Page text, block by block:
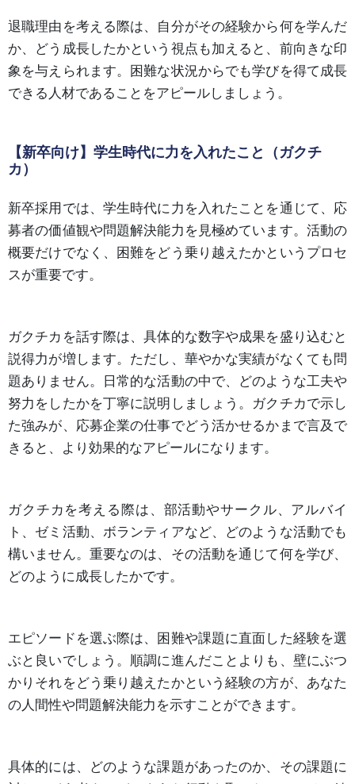
退職理由を考える際は、自分がその経験から何を学んだ
か、どう成長したかという視点も加えると、前向きな印
象を与えられます。困難な状況からでも学びを得て成長
できる人材であることをアピールしましょう。
【新卒向け】学生時代に力を入れたこと（ガクチ
カ）
新卒採用では、学生時代に力を入れたことを通じて、応
募者の価値観や問題解決能力を見極めています。活動の
概要だけでなく、困難をどう乗り越えたかというプロセ
スが重要です。
ガクチカを話す際は、具体的な数字や成果を盛り込むと
説得力が増します。ただし、華やかな実績がなくても問
題ありません。日常的な活動の中で、どのような工夫や
努力をしたかを丁寧に説明しましょう。ガクチカで示し
た強みが、応募企業の仕事でどう活かせるかまで言及で
きると、より効果的なアピールになります。
ガクチカを考える際は、部活動やサークル、アルバイ
ト、ゼミ活動、ボランティアなど、どのような活動でも
構いません。重要なのは、その活動を通じて何を学び、
どのように成長したかです。
エピソードを選ぶ際は、困難や課題に直面した経験を選
ぶと良いでしょう。順調に進んだことよりも、壁にぶつ
かりそれをどう乗り越えたかという経験の方が、あなた
の人間性や問題解決能力を示すことができます。
具体的には、どのような課題があったのか、その課題に